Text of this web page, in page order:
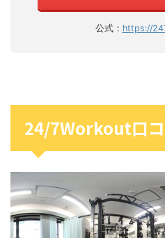
公式： https://
24/7Workout口